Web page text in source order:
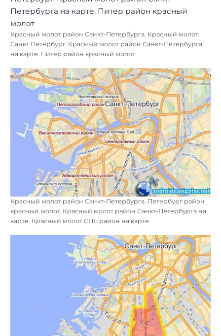
Красный молот район Санкт-Петербурга. Красный молот
Санкт Петербург. Красный молот район Санкт-Петербурга
на карте. Питер район красный молот
Красный молот район Санкт-Петербурга. Петербург район
красный молот. Красный молот район Санкт-Петербурга на
карте. Красный молот СПБ район на карте